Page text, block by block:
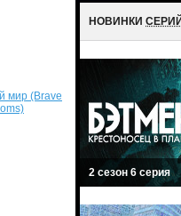
мир (Brave
НОВИНКИ СЕРИЙ
2 сезон 6 серия